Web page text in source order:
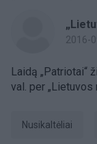
2016-
Laidą „Patriotai“
val. per „Lietuvos
nusikaltėliai